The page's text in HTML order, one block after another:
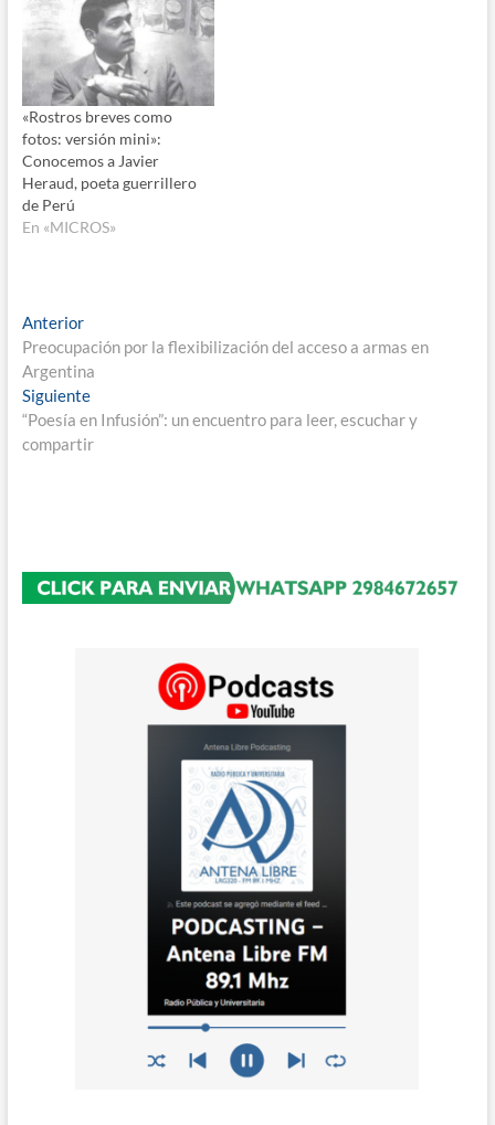
«Rostros breves como
fotos: versión mini»:
Conocemos a Javier
Heraud, poeta guerrillero
de Perú
En «MICROS»
Navegación
de
entradas
AnteriorEntrada
anterior:
Preocupación por la flexibilización del acceso a armas en
Argentina
SiguienteEntrada
siguiente:
“Poesía en Infusión”: un encuentro para leer, escuchar y
compartir